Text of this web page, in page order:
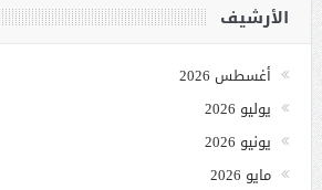
الأرشيف
أغسطس 2026
يوليو 2026
يونيو 2026
مايو 2026